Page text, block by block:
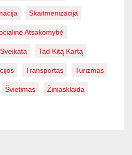
Skaitmenizacija
Atsakomybė
Sveikata Tad Kitą Kartą
Transportas Turizmas
Švietimas Žiniasklaida